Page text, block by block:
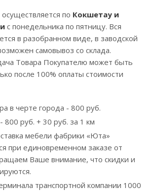
по Кокшетау и
с понедельника по пятницу. Вся
в разобранном виде, в заводской
самовывоз со склада.
Товара Покупателю может быть
после 100% оплаты стоимости
в черте города - 800 руб.
800 руб. + 30 руб. за 1 км
мебели фабрики «Юта»
при единовременном заказе от
Ваше внимание, что скидки и
транспортной компании 1000